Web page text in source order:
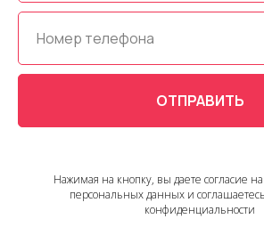
ОТПРАВИТЬ
Нажимая на кнопку, вы даете согласие
персональных данных и
конфиденциальности